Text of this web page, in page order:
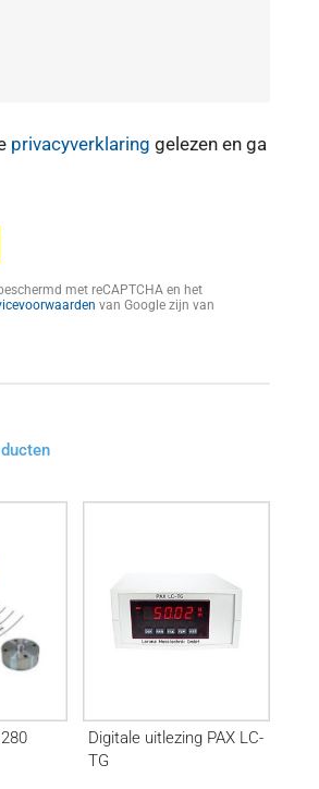
privacyverklaring gelezen en ga
met reCAPTCHA en het
van Google zijn van
Digitale uitlezing PAX LC-
TG